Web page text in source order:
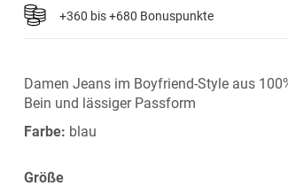
+360 bis +680 Bonuspunkte
Damen Jeans im Boyfriend-Style aus
Bein und lässiger Passform
Farbe: blau
Größe